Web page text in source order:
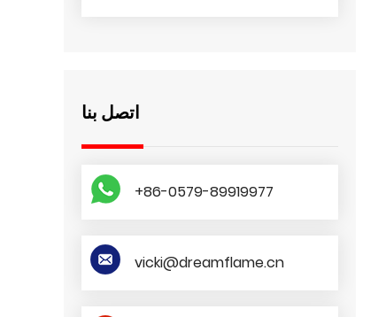
اتصل بنا
+86-0579-89919977
vicki@dreamflame.cn